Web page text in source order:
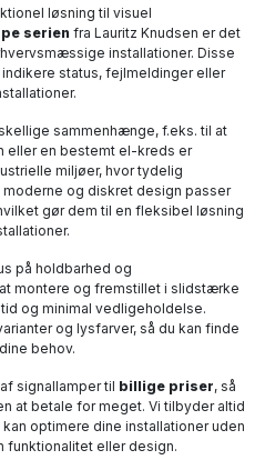
løsning til visuel
serien fra Lauritz Knudsen er det
installationer. Disse
status, fejlmeldinger eller
sammenhænge, f.eks. til at
eller en bestemt el-kreds er
miljøer, hvor tydelig
og diskret design passer
gør dem til en fleksibel løsning
på holdbarhed og
montere og fremstillet i slidstærke
og minimal vedligeholdelse.
og lysfarver, så du kan finde
behov.
signallamper til billige priser, så
at betale for meget. Vi tilbyder altid
optimere dine installationer uden
funktionalitet eller design.